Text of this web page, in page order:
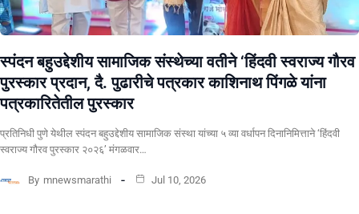
स्पंदन बहुउद्देशीय सामाजिक संस्थेच्या वतीने ‘हिंदवी स्वराज्य गौरव
पुरस्कार प्रदान, दै. पुढारीचे पत्रकार काशिनाथ पिंगळे यांना
पत्रकारितेतील पुरस्कार
प्रतिनिधी पुणे येथील स्पंदन बहुउद्देशीय सामाजिक संस्था यांच्या ५ व्या वर्धापन दिनानिमित्ताने ‘हिंदवी
स्वराज्य गौरव पुरस्कार २०२६’ मंगळवार…
By mnewsmarathi Jul 10, 2026